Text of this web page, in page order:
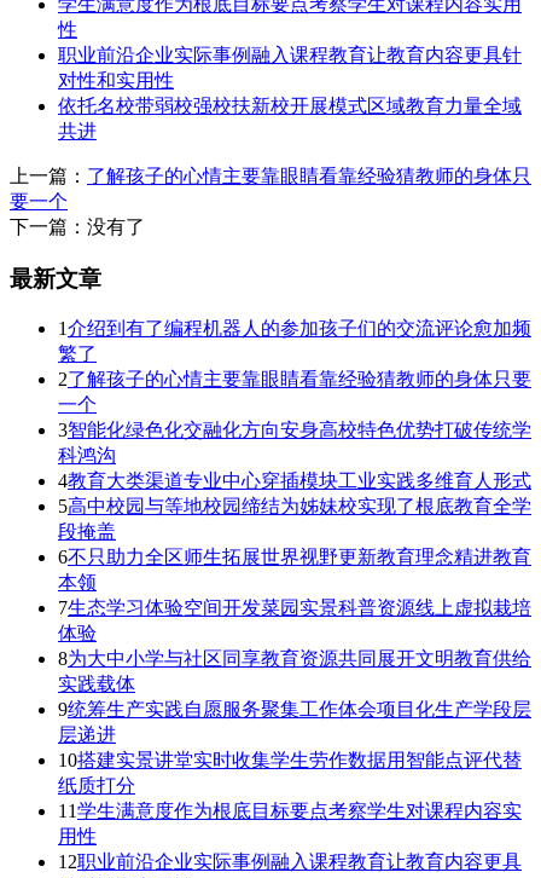
性
职业前沿企业实际事例融入课程教育让教育内容更具针
对性和实用性
依托名校带弱校强校扶新校开展模式区域教育力量全域
共进
上一篇： 了解孩子的心情主要靠眼睛看靠经验猜教师的身体只
要一个
下一篇：没有了
最新文章
1介绍到有了编程机器人的参加孩子们的交流评论愈加频
繁了
2了解孩子的心情主要靠眼睛看靠经验猜教师的身体只要
一个
3智能化绿色化交融化方向安身高校特色优势打破传统学
科鸿沟
4教育大类渠道专业中心穿插模块工业实践多维育人形式
5高中校园与等地校园缔结为姊妹校实现了根底教育全学
段掩盖
6不只助力全区师生拓展世界视野更新教育理念精进教育
本领
7生态学习体验空间开发菜园实景科普资源线上虚拟栽培
体验
8为大中小学与社区同享教育资源共同展开文明教育供给
实践载体
9统筹生产实践自愿服务聚集工作体会项目化生产学段层
层递进
10搭建实景讲堂实时收集学生劳作数据用智能点评代替
纸质打分
11学生满意度作为根底目标要点考察学生对课程内容实
用性
12职业前沿企业实际事例融入课程教育让教育内容更具